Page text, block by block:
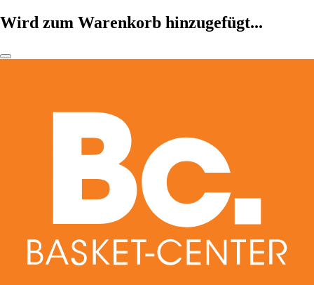
Wird zum Warenkorb hinzugefügt...